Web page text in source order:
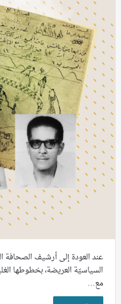
عند العودة إلى أرشيف الصحافة
السياسيّة العريضة، بخطوطها
مع…